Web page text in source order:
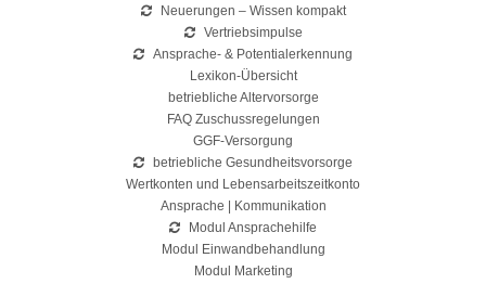
Neuerungen – Wissen kompakt
Vertriebsimpulse
Ansprache- & Potentialerkennung
Lexikon-Übersicht
betriebliche Altervorsorge
FAQ Zuschussregelungen
GGF-Versorgung
betriebliche Gesundheitsvorsorge
Wertkonten und Lebensarbeitszeitkonto
Ansprache | Kommunikation
Modul Ansprachehilfe
Modul Einwandbehandlung
Modul Marketing